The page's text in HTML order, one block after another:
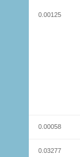
0.00125
0.00058
0.03277